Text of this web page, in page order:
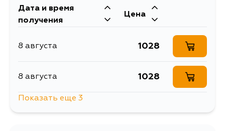
Дата и время
получения
Цена
8 августа 1028
8 августа 1028
Показать еще 3